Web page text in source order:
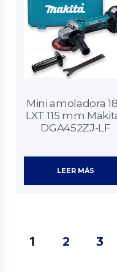
Mini amoladora
LXT 115 mm
DGA452ZJ-LF
LEER MÁS
1 2 3